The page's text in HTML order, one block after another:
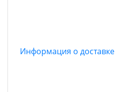
Информация о доставке